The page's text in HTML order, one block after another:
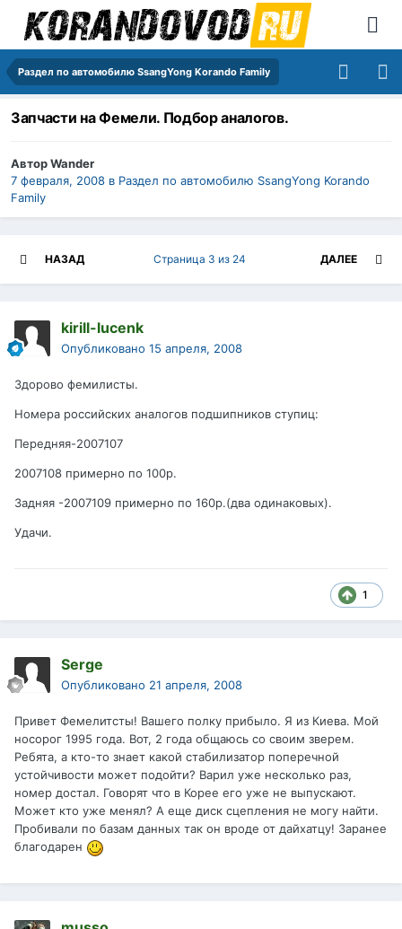
Раздел по автомобилю SsangYong Korando Family
Запчасти на Фемели. Подбор аналогов.
АвторWander
7 февраля, 2008 в Раздел по автомобилю SsangYong Korando
Family
НАЗАД ДАЛЕЕ
Страница 3 из 24
kirill-lucenk
Опубликовано 15 апреля, 2008
Здорово фемилисты.
Номера российских аналогов подшипников ступиц:
Передняя-2007107
2007108 примерно по 100р.
Задняя -2007109 примерно по 160р.(два одинаковых).
Удачи.
1
Serge
Опубликовано 21 апреля, 2008
Привет Фемелитсты! Вашего полку прибыло. Я из Киева. Мой
носорог 1995 года. Вот, 2 года общаюсь со своим зверем.
Ребята, а кто-то знает какой стабилизатор поперечной
устойчивости может подойти? Варил уже несколько раз,
номер достал. Говорят что в Корее его уже не выпускают.
Может кто уже менял? А еще диск сцепления не могу найти.
Пробивали по базам данных так он вроде от дайхатцу! Заранее
благодарен